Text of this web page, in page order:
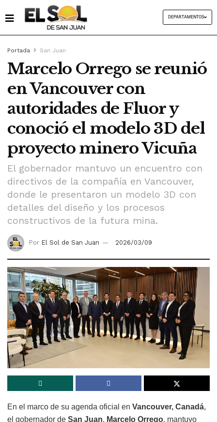
DEPARTAMENTOS
Portada San Juan
Marcelo Orrego se reunió
en Vancouver con
autoridades de Fluor y
conoció el modelo 3D del
proyecto minero Vicuña
El gobernador mantuvo un encuentro con
directivos de la compañía en Vancouver,
donde le presentaron un modelo 3D con
detalles del diseño y los procesos
constructivos de la futura mina.
Por El Sol de San Juan 2026/03/09
En el marco de su agenda oficial en Vancouver, Canadá,
el gobernador de San Juan, Marcelo Orrego, mantuvo